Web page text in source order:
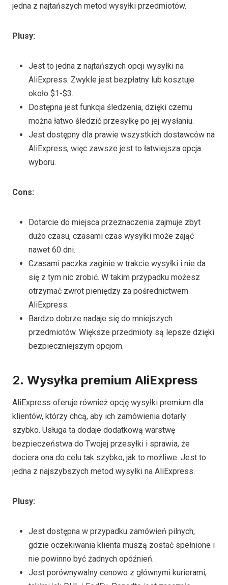
jedna z najtańszych metod wysyłki przedmiotów.
Plusy:
Jest to jedna z najtańszych opcji wysyłki na
AliExpress. Zwykle jest bezpłatny lub kosztuje
około $1-$3.
Dostępna jest funkcja śledzenia, dzięki czemu
można łatwo śledzić przesyłkę po jej wysłaniu.
Jest dostępny dla prawie wszystkich dostawców na
AliExpress, więc zawsze jest to łatwiejsza opcja
wyboru.
Cons:
Dotarcie do miejsca przeznaczenia zajmuje zbyt
dużo czasu, czasami czas wysyłki może zająć
nawet 60 dni.
Czasami paczka zaginie w trakcie wysyłki i nie da
się z tym nic zrobić. W takim przypadku możesz
otrzymać zwrot pieniędzy za pośrednictwem
AliExpress.
Bardzo dobrze nadaje się do mniejszych
przedmiotów. Większe przedmioty są lepsze dzięki
bezpieczniejszym opcjom.
2. Wysyłka premium AliExpress
AliExpress oferuje również opcję wysyłki premium dla
klientów, którzy chcą, aby ich zamówienia dotarły
szybko. Usługa ta dodaje dodatkową warstwę
bezpieczeństwa do Twojej przesyłki i sprawia, że
dociera ona do celu tak szybko, jak to możliwe. Jest to
jedna z najszybszych metod wysyłki na AliExpress.
Plusy:
Jest dostępna w przypadku zamówień pilnych,
gdzie oczekiwania klienta muszą zostać spełnione i
nie powinno być żadnych opóźnień.
Jest porównywalny cenowo z głównymi kurierami,